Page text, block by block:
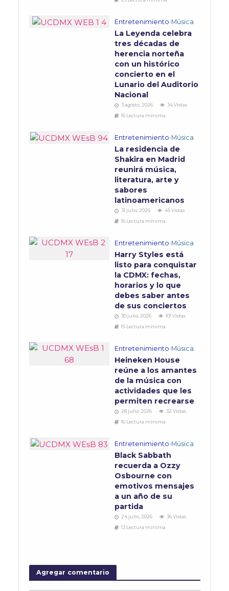
Entretenimiento•Música
La Leyenda celebra
tres décadas de
herencia norteña
con un histórico
concierto en el
Lunario del Auditorio
Nacional
3 agosto, 2026
34 Vistas
16 Lectura mínima
Entretenimiento•Música
La residencia de
Shakira en Madrid
reunirá música,
literatura, arte y
sabores
latinoamericanos
31 julio, 2026
45 Vistas
16 Lectura mínima
Entretenimiento•Música
Harry Styles está
listo para conquistar
la CDMX: fechas,
horarios y lo que
debes saber antes
de sus conciertos
30 julio, 2026
101 Vistas
15 Lectura mínima
Entretenimiento•Música
Heineken House
reúne a los amantes
de la música con
actividades que les
permiten recrearse
28 julio, 2026
32 Vistas
16 Lectura mínima
Entretenimiento•Música
Black Sabbath
recuerda a Ozzy
Osbourne con
emotivos mensajes
a un año de su
partida
24 julio, 2026
36 Vistas
13 Lectura mínima
Agregar comentario